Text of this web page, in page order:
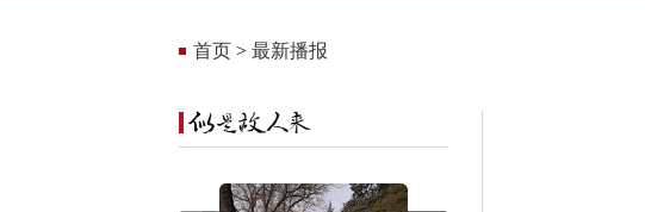
首页 > 最新播报